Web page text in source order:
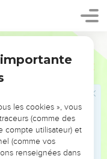
Et il se prosterna
soit l'Éternel, ton
levé leurs mains
lorsque Joab
et je ne sais ce
Et il se tourna, et se
les cookies », vous
(comme des
compte utilisateur) et
(comme vos
renseignées dans